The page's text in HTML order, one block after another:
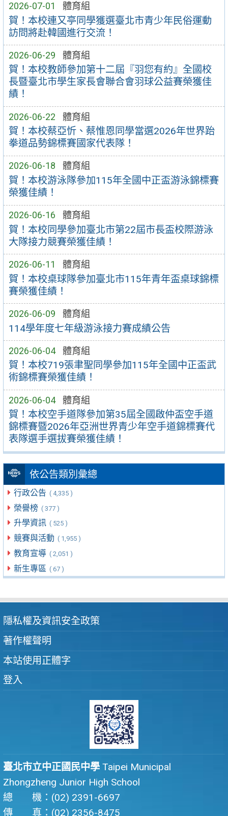
2026-07-01 體育組
賀！本校連又亭同學獲選臺北市青少年民俗運動
訪問將赴韓國進行交流！
2026-06-29 體育組
賀！本校教師參加第十二屆『羽您有約』全國校
長暨臺北市學生家長會聯合會羽球公益賽榮獲佳
績！
2026-06-22 體育組
賀！本校蔡亞忻、蔡惟恩同學當選2026年世界跆
拳道品勢錦標賽國家代表隊！
2026-06-18 體育組
賀！本校游泳隊參加115年全國中正盃游泳錦標賽
榮獲佳績！
2026-06-16 體育組
賀！本校同學參加臺北市第22屆市長盃校際游泳
大隊接力競賽榮獲佳績！
2026-06-11 體育組
賀！本校桌球隊參加臺北市115年青年盃桌球錦標
賽榮獲佳績！
2026-06-09 體育組
114學年度七年級游泳接力賽成績公告
2026-06-04 體育組
賀！本校719張聿聖同學參加115年全國中正盃武
術錦標賽榮獲佳績！
2026-06-04 體育組
賀！本校空手道隊參加第35屆全國啟仲盃空手道
錦標賽暨2026年亞洲世界青少年空手道錦標賽代
表隊選手選拔賽榮獲佳績！
依公告類別彙總
行政公告 ( 4,335 )
榮譽榜 ( 377 )
升學資訊 ( 525 )
競賽與活動 ( 1,955 )
教育宣導 ( 2,051 )
新生專區 ( 67 )
隱私權及資訊安全政策
著作權聲明
本站使用正體字
登入
臺北市立中正國民中學 Taipei Municipal
Zhongzheng Junior High School
總 機：(02) 2391-6697
傳 真：(02) 2356-8475